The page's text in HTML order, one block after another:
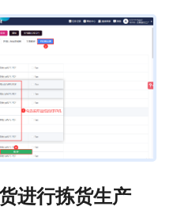
进行拣货生产